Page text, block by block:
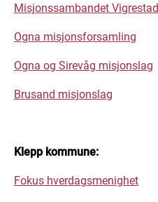
Misjonssambandet Vigrestad
Ogna misjonsforsamling
Ogna og Sirevåg misjonslag
Brusand misjonslag
Klepp kommune:
Fokus hverdagsmenighet